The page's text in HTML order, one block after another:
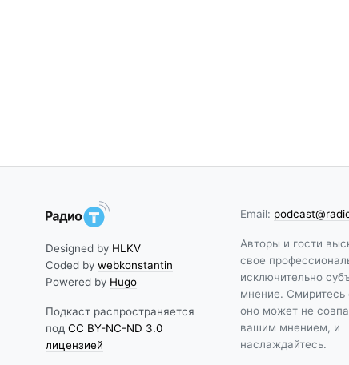
Designed by HLKV
Coded bywebkonstantin
Powered by Hugo
Подкаст распространяется
подCC BY-NC-ND 3.0
лицензией
Email:
Авторы и гости
свое
исключительно
мнение. Смиритесь
оно может не
вашим мнением, и
наслаждайтесь.